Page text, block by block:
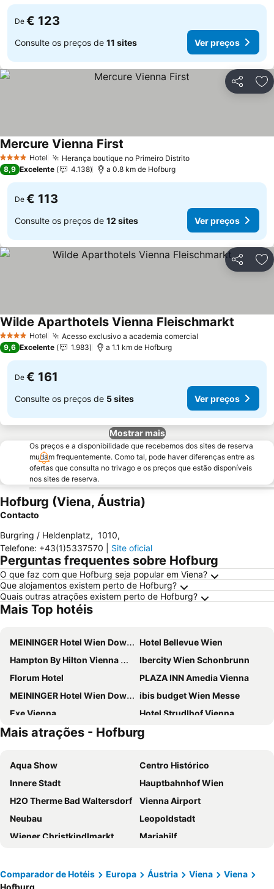
De € 123
Consulte os preços de 11 sites Ver preços
Partilhar
4 EstrelasHotel Herança boutique no Primeiro Distrito
Mercure Vienna First
8,9 Excelente 4.138 a 0.8 km de Hofburg
De € 113
Consulte os preços de 12 sites Ver preços
Partilhar
4 EstrelasHotel Acesso exclusivo a academia comercial
Wilde Aparthotels Vienna Fleischmarkt
9,6 Excelente 1.983 a 1.1 km de Hofburg
De € 161
Consulte os preços de 5 sites Ver preços
Mostrar mais
Os preços e a disponibilidade que recebemos dos sites de reserva
mudam frequentemente. Como tal, pode haver diferenças entre as
ofertas que consulta no trivago e os preços que estão disponíveis
nos sites de reserva.
Hofburg (Viena, Áustria)
Contacto
Burgring / Heldenplatz, 1010,
Telefone: +43(1)5337570 Site oficial
Perguntas frequentes sobre Hofburg
O que faz com que Hofburg seja popular em Viena?
Que alojamentos existem perto de Hofburg?
Quais outras atrações existem perto de Hofburg?
Mais Top hotéis
MEININGER Hotel Wien Downtown Franz
Hotel Bellevue Wien
Hampton By Hilton Vienna City West
Ibercity Wien Schonbrunn
Florum Hotel
PLAZA INN Amedia Vienna
MEININGER Hotel Wien Downtown Sissi
ibis budget Wien Messe
Exe Vienna
Hotel Strudlhof Vienna
ibis Wien Mariahilf
H+ Hotel Wien
JUFA Hotel Wien City
Appartement-Hotel an der Riemergasse
Melia Vienna
Doubletree by Hilton Vienna Schonbrunn
Hotel Post Wien
a&o Wien Hauptbahnhof
ibis budget Wien Sankt Marx
NH Wien City
Holiday Inn Vienna City By Ihg
ibis Styles Wien Messe Prater
Aparthotel Adagio Vienna City
Hotel Schani Wien Hauptbahnhof
Mais atrações - Hofburg
Aqua Show
Centro Histórico
Innere Stadt
Hauptbahnhof Wien
H2O Therme Bad Waltersdorf
Vienna Airport
Neubau
Leopoldstadt
Wiener Christkindlmarkt
Mariahilf
Staatsoper
Liesing
Comparador de Hotéis Europa Áustria Viena
Viena